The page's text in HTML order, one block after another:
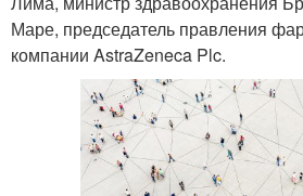
Маре, председатель правления
компании AstraZeneca Plc.